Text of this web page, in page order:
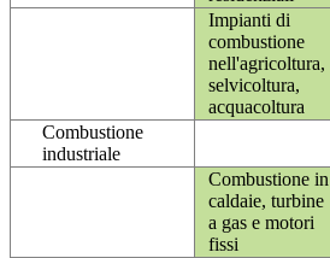
Impianti di
combustione
nell'agricoltura,
selvicoltura,
acquacoltura
Combustione
industriale
Combustione in
caldaie, turbine
a gas e motori
fissi